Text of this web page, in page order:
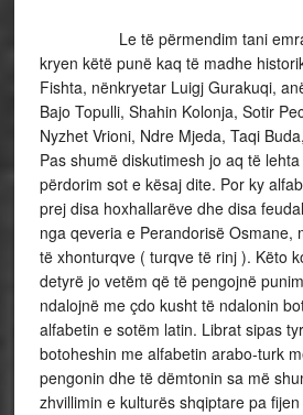
Le të përmendim tani emrat
kryen këtë punë kaq të madhe
Fishta, nënkryetar Luigj Gurakuqi,
Bajo Topulli, Shahin Kolonja, Sotir
Nyzhet Vrioni, Ndre Mjeda, Taqi
Pas shumë diskutimesh jo aq të
përdorim sot e kësaj dite. Por ky
prej disa hoxhallarëve dhe disa
nga qeveria e Perandorisë Osmane,
të xhonturqve ( turqve të rinj ). Këto
detyrë jo vetëm që të pengojnë
ndalojnë me çdo kusht të ndalonin
alfabetin e sotëm latin. Librat sipas
botoheshin me alfabetin arabo-turk
pengonin dhe të dëmtonin sa më
zhvillimin e kulturës shqiptare pa